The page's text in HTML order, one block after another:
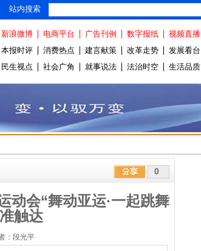
站内搜索
新浪微博 电商平台 广告刊例 数字报纸 视频直播
本报时评 消费热点 建言献策 改革走势 发展看台
民生视点 社会广角 就事说法 法治时空 生活品质
0
动会“舞动亚运·一起跳舞
触达
：段光平